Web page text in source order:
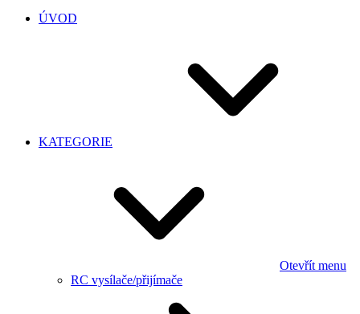
ÚVOD
KATEGORIE
Otevřít menu
RC vysílače/přijímače